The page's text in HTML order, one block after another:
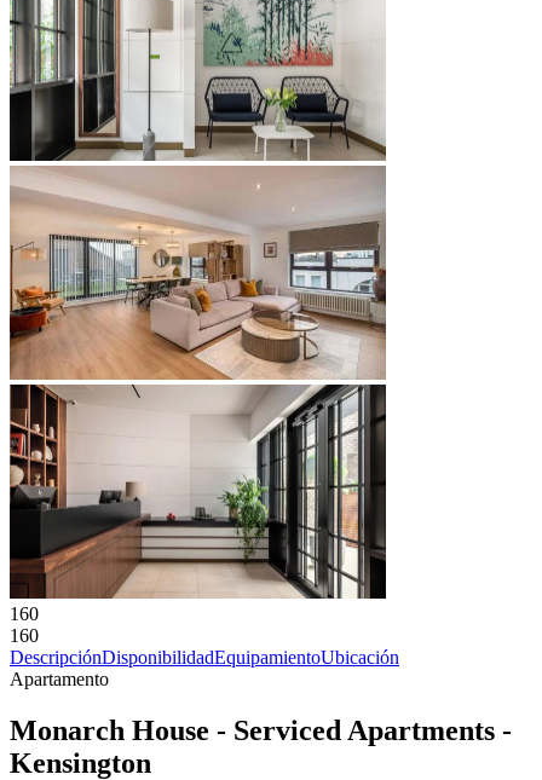
160
160
DescripciónDisponibilidadEquipamientoUbicación
Apartamento
Monarch House - Serviced Apartments -
Kensington